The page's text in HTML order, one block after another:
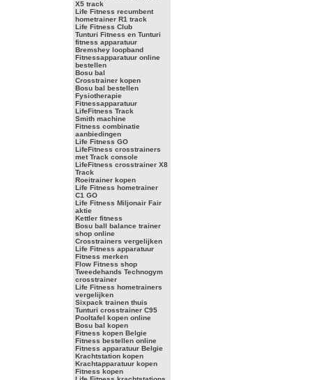
X5 track
Life Fitness recumbent
hometrainer R1 track
Life Fitness Club
Tunturi Fitness en Tunturi
fitness apparatuur
Bremshey loopband
Fitnessapparatuur online
bestellen
Bosu bal
Crosstrainer kopen
Bosu bal bestellen
Fysiotherapie
Fitnessapparatuur
LifeFitness Track
Smith machine
Fitness combinatie
aanbiedingen
Life Fitness GO
LifeFitness crosstrainers
met Track console
LifeFitness crosstrainer X8
Track
Roeitrainer kopen
Life Fitness hometrainer
C1 GO
Life Fitness Miljonair Fair
aktie
Kettler fitness
Bosu ball balance trainer
shop online
Crosstrainers vergelijken
Life Fitness apparatuur
Fitness merken
Flow Fitness shop
Tweedehands Technogym
crosstrainer
Life Fitness hometrainers
vergelijken
Sixpack trainen thuis
Tunturi crosstrainer C95
Pooltafel kopen online
Bosu bal kopen
Fitness kopen Belgie
Fitness bestellen online
Fitness apparatuur Belgie
Krachtstation kopen
Krachtapparatuur kopen
Fitness kopen